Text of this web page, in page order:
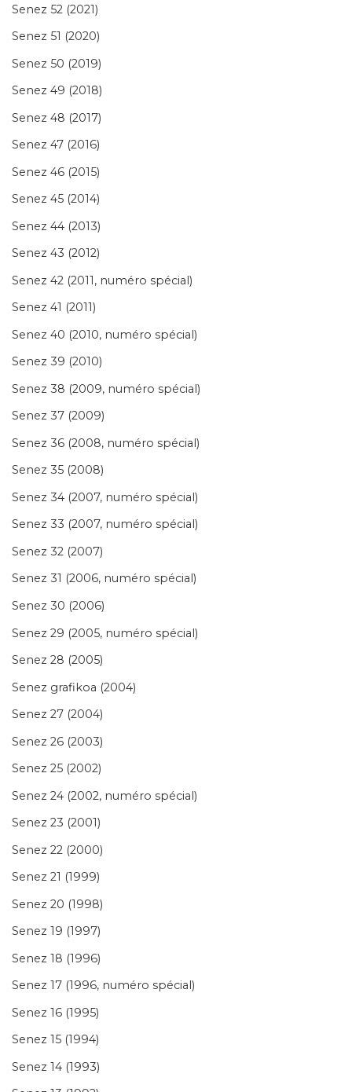
Senez 52 (2021)
Senez 51 (2020)
Senez 50 (2019)
Senez 49 (2018)
Senez 48 (2017)
Senez 47 (2016)
Senez 46 (2015)
Senez 45 (2014)
Senez 44 (2013)
Senez 43 (2012)
Senez 42 (2011, numéro spécial)
Senez 41 (2011)
Senez 40 (2010, numéro spécial)
Senez 39 (2010)
Senez 38 (2009, numéro spécial)
Senez 37 (2009)
Senez 36 (2008, numéro spécial)
Senez 35 (2008)
Senez 34 (2007, numéro spécial)
Senez 33 (2007, numéro spécial)
Senez 32 (2007)
Senez 31 (2006, numéro spécial)
Senez 30 (2006)
Senez 29 (2005, numéro spécial)
Senez 28 (2005)
Senez grafikoa (2004)
Senez 27 (2004)
Senez 26 (2003)
Senez 25 (2002)
Senez 24 (2002, numéro spécial)
Senez 23 (2001)
Senez 22 (2000)
Senez 21 (1999)
Senez 20 (1998)
Senez 19 (1997)
Senez 18 (1996)
Senez 17 (1996, numéro spécial)
Senez 16 (1995)
Senez 15 (1994)
Senez 14 (1993)